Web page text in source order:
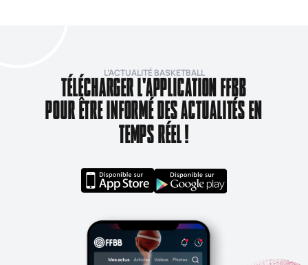
L’ACTUALITÉ BASKETBALL
TÉLÉCHARGER L'APPLICATION FFBB
POUR ÊTRE INFORMÉ DES ACTUALITÉS EN
TEMPS RÉEL !